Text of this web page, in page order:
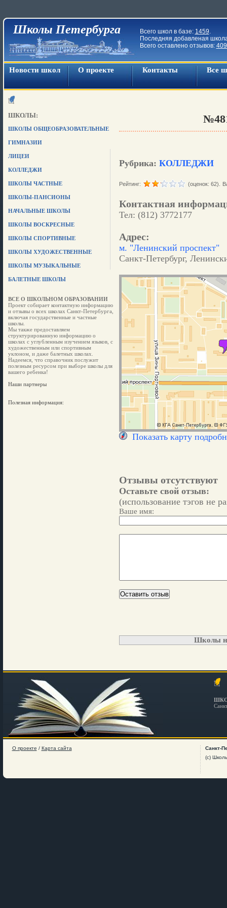
Школы Петербурга Всего школ в базе: 1459.
Последняя добавленая
Всего оставлено отзывов:
Новости школ О проекте Контакты Все
ШКОЛЫ:
ШКОЛЫ ОБЩЕОБРАЗОВАТЕЛЬНЫЕ
ГИМНАЗИИ
ЛИЦЕИ
КОЛЛЕДЖИ
ШКОЛЫ ЧАСТНЫЕ
ШКОЛЫ-ПАНСИОНЫ
НАЧАЛЬНЫЕ ШКОЛЫ
ШКОЛЫ ВОСКРЕСНЫЕ
ШКОЛЫ СПОРТИВНЫЕ
ШКОЛЫ ХУДОЖЕСТВЕННЫЕ
ШКОЛЫ МУЗЫКАЛЬНЫЕ
БАЛЕТНЫЕ ШКОЛЫ
ВСЕ О ШКОЛЬНОМ ОБРАЗОВАНИИ
Проект собирает контактную информацию
и отзывы о всех школах Санкт-Петербурга,
включая государственные и частные
школы.
Мы также предоставляем
структурированную информацию о
школах с углубленным изучением языков, с
художественным или спортивным
уклоном, и даже балетных школах.
Надеемся, что справочник послужит
полезным ресурсом при выборе школы для
вашего ребенка!
Наши партнеры
Полезная информация:
Рубрика: КОЛЛЕДЖИ
Рейтинг: (оценок: 62).
Контактная
Тел: (812) 3772177
Адрес:
м. "Ленинский проспект"
Санкт-Петербург,
Показать карту
Отзывы отсутствуют
Оставьте свой отзыв:
(использование тэгов не
Ваше имя:
Школы
О проекте / Карта сайта
Санкт-
(c)